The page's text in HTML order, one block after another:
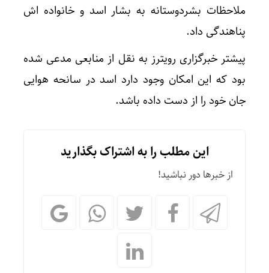
ملاحظات بشردوستانه به بشار اسد و‌ خانواده اش
پناهندگی داد.
پیشتر خبرگزاری رویترز به نقل از منابعی مدعی شده
بود که این امکان وجود دارد اسد در سانحه هوایی
جان خود را از دست داده باشد.
این مطلب را به اشتراک بگذارید
از خبرها دور نباشید!